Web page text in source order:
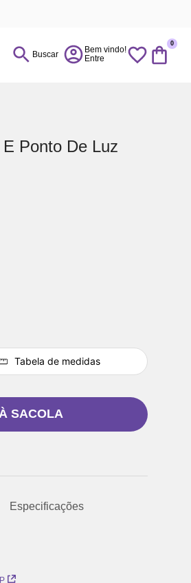
Buscar
0
Ponto De Luz
Tabela de medidas
SACOLA
Especificações